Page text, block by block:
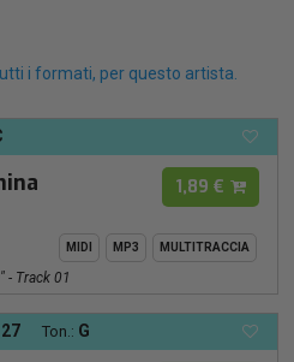
i formati, per questo artista.
1,89 €
MIDI MP3 MULTITRACCIA
- Track 01
Ton.: G